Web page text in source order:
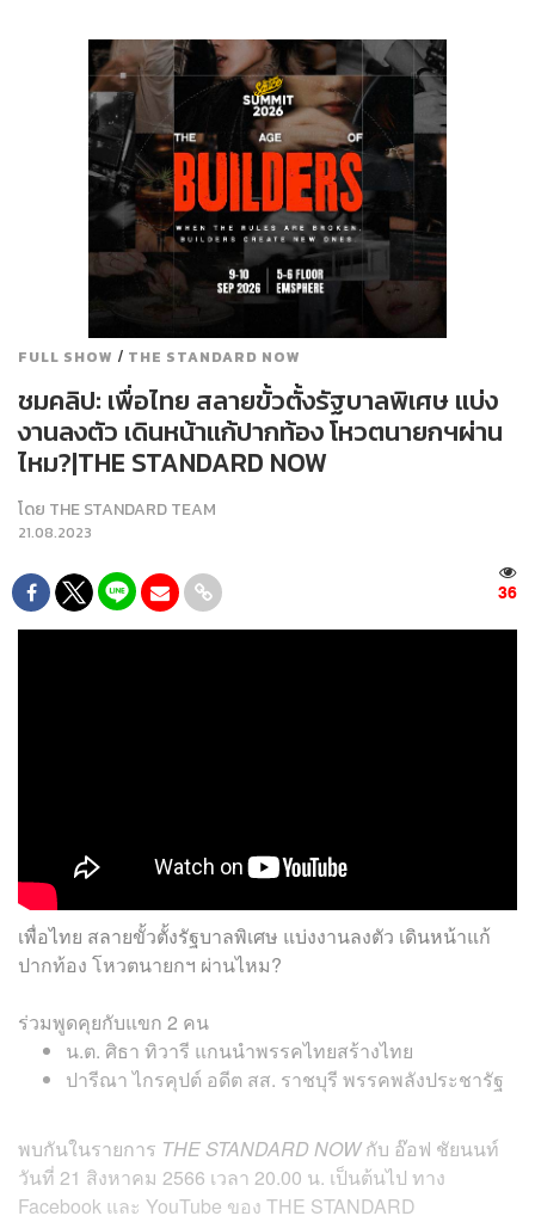
FULL SHOW / THE STANDARD NOW
ชมคลิป: เพื่อไทย สลายขั้วตั้งรัฐบาลพิเศษ แบ่ง
งานลงตัว เดินหน้าแก้ปากท้อง โหวตนายกฯผ่าน
ไหม?|THE STANDARD NOW
โดย THE STANDARD TEAM
21.08.2023
36
เพื่อไทย สลายขั้วตั้งรัฐบาลพิเศษ แบ่งงานลงตัว เดินหน้าแก้
ปากท้อง โหวตนายกฯ ผ่านไหม?
ร่วมพูดคุยกับแขก 2 คน
น.ต. ศิธา ทิวารี แกนนำพรรคไทยสร้างไทย
ปารีณา ไกรคุปต์ อดีต สส. ราชบุรี พรรคพลังประชารัฐ
พบกันในรายการ THE STANDARD NOWกับ อ๊อฟ ชัยนนท์
วันที่ 21 สิงหาคม 2566 เวลา 20.00 น. เป็นต้นไป ทาง
Facebook และ YouTube ของ THE STANDARD